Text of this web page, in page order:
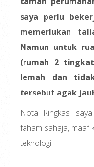
saya perlu
memerlukan
Namun untuk
(rumah 2
lemah dan
tersebut agak
Nota Ringkas:
faham sahaja, maaf
teknologi.